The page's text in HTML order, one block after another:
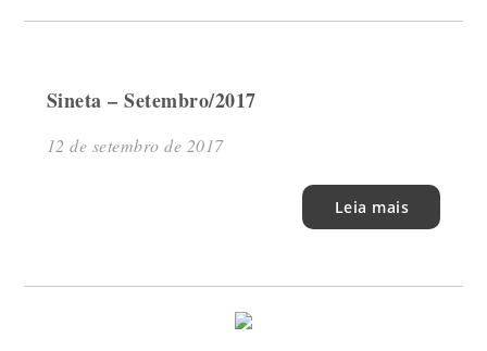
Sineta – Setembro/2017
12 de setembro de 2017
Leia mais